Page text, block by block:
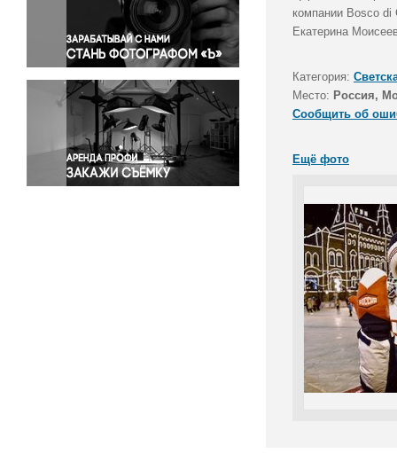
Правосудие
Происшествия и конфликты
Религия
Светская жизнь
Спорт
Экология
Экономика и бизнес
компании Bosco di
Екатерина
Категория:
Место: Россия,
Сообщить об
Ещё фото